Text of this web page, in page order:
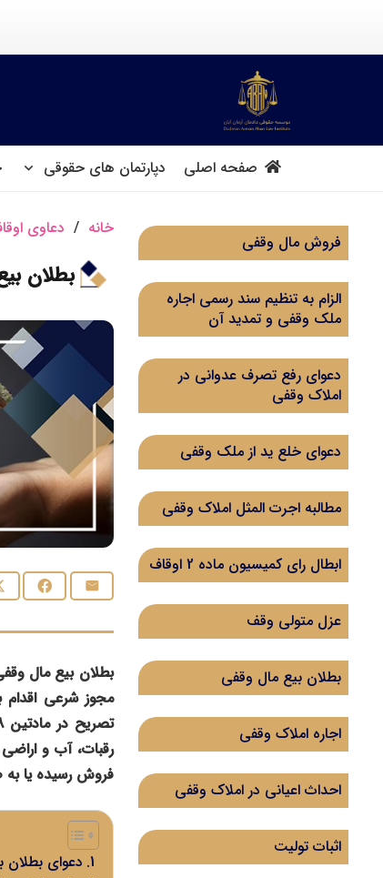
صفحه اصلی دپارتمان های حقوقی
فروش مال وقفی
الزام به تنظیم سند رسمی اجاره
ملک وقفی و تمدید آن
دعوای رفع تصرف عدوانی در
املاک وقفی
دعوای خلع ید از ملک وقفی
مطالبه اجرت المثل املاک وقفی
ابطال رای کمیسیون ماده 2 اوقاف
عزل متولی وقف
بطلان بیع مال وقفی
اجاره املاک وقفی
احداث اعیانی در املاک وقفی
اثبات تولیت
خانه / دعاوی
بطلان
بطلان بیع مال
مجوز شرعی
فروش رسیده یا به
دعوای بطلان